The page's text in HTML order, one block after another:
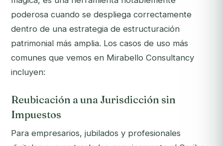
poderosa cuando se despliega correctamente
dentro de una estrategia de estructuración
patrimonial más amplia. Los casos de uso más
comunes que vemos en Mirabello Consultancy
incluyen:
Reubicación a una Jurisdicción sin
Impuestos
Para empresarios, jubilados y profesionales